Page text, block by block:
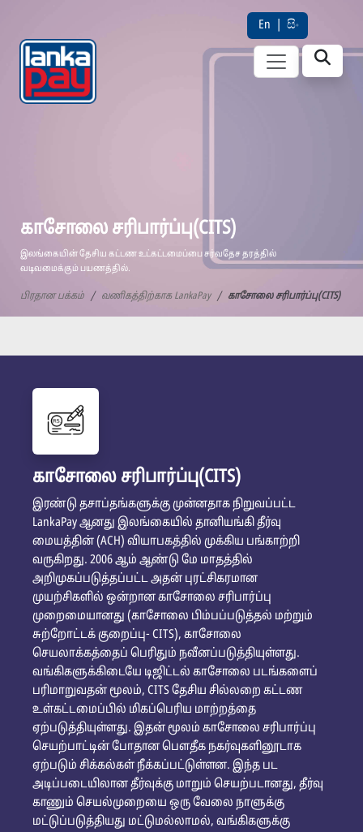
En සිං
காசோலை சரிபார்ப்பு(CITS)
இலங்கையின் தேசிய கட்டண உட்கட்டமைப்பை சர்வதேச தரத்தில்
வடிவமைக்கும் பயணத்தில்.
பிரதான பக்கம் வணிகத்திற்காக LankaPay காசோலை சரிபார்ப்பு(CITS)
காசோலை சரிபார்ப்பு(CITS)
இரண்டு தசாப்தங்களுக்கு முன்னதாக நிறுவப்பட்ட
LankaPay ஆனது இலங்கையில் தானியங்கி தீர்வு
மையத்தின் (ACH) வியாபகத்தில் முக்கிய பங்காற்றி
வருகிறது. 2006 ஆம் ஆண்டு மே மாதத்தில்
அறிமுகப்படுத்தப்பட்ட அதன் புரட்சிகரமான
முயற்சிகளில் ஒன்றான காசோலை சரிபார்ப்பு
முறைமையானது (காசோலை பிம்பப்படுத்தல் மற்றும்
சுற்றோட்டக் குறைப்பு- CITS), காசோலை
செயலாக்கத்தைப் பெரிதும் நவீனப்படுத்தியுள்ளது.
வங்கிகளுக்கிடையே டிஜிட்டல் காசோலை படங்களைப்
பரிமாறுவதன் மூலம், CITS தேசிய சில்லறை கட்டண
உள்கட்டமைப்பில் மிகப்பெரிய மாற்றத்தை
ஏற்படுத்தியுள்ளது. இதன் மூலம் காசோலை சரிபார்ப்பு
செயற்பாட்டின் போதான பௌதீக நகர்வுகளினூடாக
ஏற்படும் சிக்கல்கள் நீக்கப்பட்டுள்ளன. இந்த பட
அடிப்படையிலான தீர்வுக்கு மாறும் செயற்படானது, தீர்வு
காணும் செயல்முறையை ஒரு வேலை நாளுக்கு
மட்டுப்படுத்தியது மட்டுமல்லாமல், வங்கிகளுக்கு